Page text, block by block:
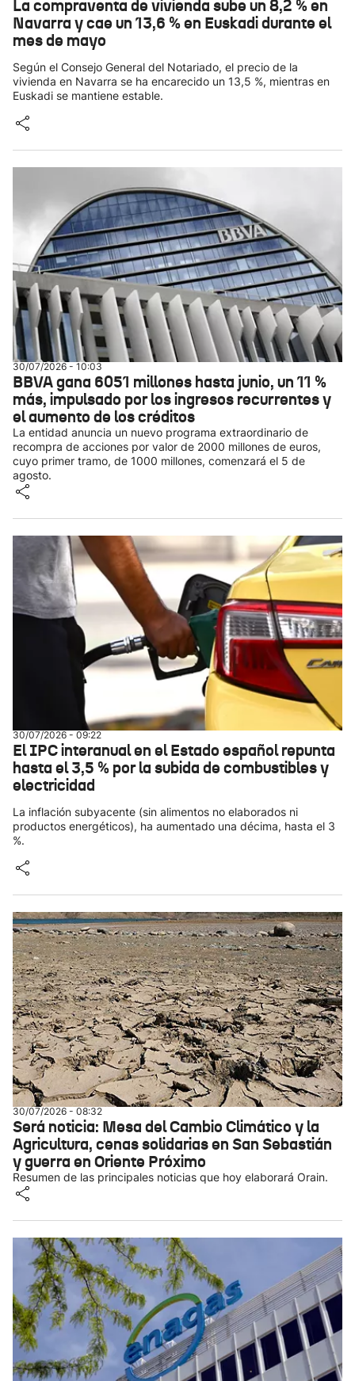
La compraventa de vivienda sube un 8,2 % en
Navarra y cae un 13,6 % en Euskadi durante el
mes de mayo
Según el Consejo General del Notariado, el precio de la
vivienda en Navarra se ha encarecido un 13,5 %, mientras en
Euskadi se mantiene estable.
30/07/2026 - 10:03
BBVA gana 6051 millones hasta junio, un 11 %
más, impulsado por los ingresos recurrentes y
el aumento de los créditos
La entidad anuncia un nuevo programa extraordinario de
recompra de acciones por valor de 2000 millones de euros,
cuyo primer tramo, de 1000 millones, comenzará el 5 de
agosto.
30/07/2026 - 09:22
El IPC interanual en el Estado español repunta
hasta el 3,5 % por la subida de combustibles y
electricidad
La inflación subyacente (sin alimentos no elaborados ni
productos energéticos), ha aumentado una décima, hasta el 3
%.
30/07/2026 - 08:32
Será noticia: Mesa del Cambio Climático y la
Agricultura, cenas solidarias en San Sebastián
y guerra en Oriente Próximo
Resumen de las principales noticias que hoy elaborará Orain.